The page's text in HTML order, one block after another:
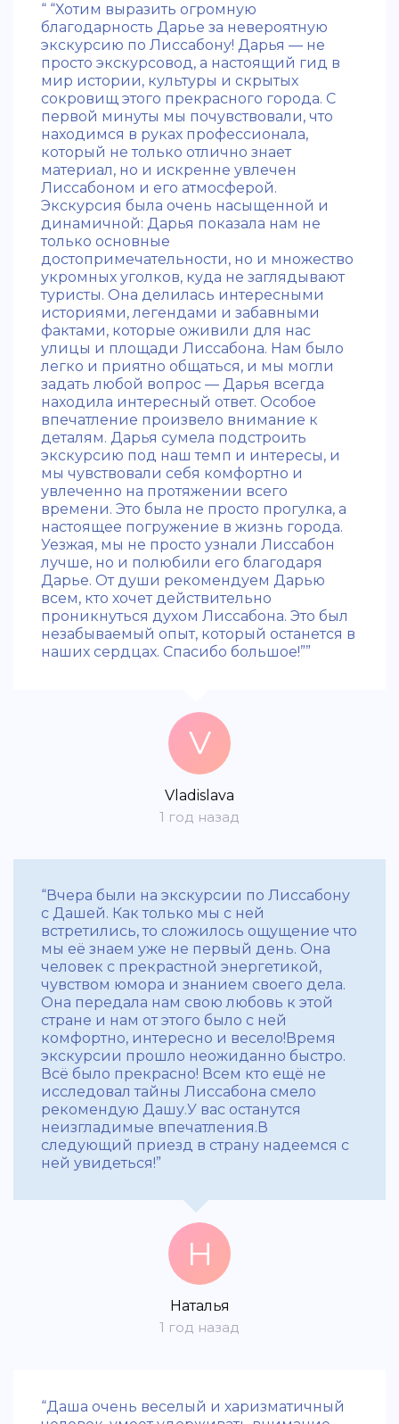
“ “Хотим выразить огромную
благодарность Дарье за невероятную
экскурсию по Лиссабону! Дарья — не
просто экскурсовод, а настоящий гид в
мир истории, культуры и скрытых
сокровищ этого прекрасного города. С
первой минуты мы почувствовали, что
находимся в руках профессионала,
который не только отлично знает
материал, но и искренне увлечен
Лиссабоном и его атмосферой.
Экскурсия была очень насыщенной и
динамичной: Дарья показала нам не
только основные
достопримечательности, но и множество
укромных уголков, куда не заглядывают
туристы. Она делилась интересными
историями, легендами и забавными
фактами, которые оживили для нас
улицы и площади Лиссабона. Нам было
легко и приятно общаться, и мы могли
задать любой вопрос — Дарья всегда
находила интересный ответ. Особое
впечатление произвело внимание к
деталям. Дарья сумела подстроить
экскурсию под наш темп и интересы, и
мы чувствовали себя комфортно и
увлеченно на протяжении всего
времени. Это была не просто прогулка, а
настоящее погружение в жизнь города.
Уезжая, мы не просто узнали Лиссабон
лучше, но и полюбили его благодаря
Дарье. От души рекомендуем Дарью
всем, кто хочет действительно
проникнуться духом Лиссабона. Это был
незабываемый опыт, который останется в
наших сердцах. Спасибо большое!””
V
Vladislava
1 год назад
“Вчера были на экскурсии по Лиссабону
с Дашей. Как только мы с ней
встретились, то сложилось ощущение что
мы её знаем уже не первый день. Она
человек с прекрастной энергетикой,
чувством юмора и знанием своего дела.
Она передала нам свою любовь к этой
стране и нам от этого было с ней
комфортно, интересно и весело!Время
экскурсии прошло неожиданно быстро.
Всё было прекрасно! Всем кто ещё не
исследовал тайны Лиссабона смело
рекомендую Дашу.У вас останутся
неизгладимые впечатления.В
следующий приезд в страну надеемся с
ней увидеться!”
Н
Наталья
1 год назад
“Даша очень веселый и харизматичный